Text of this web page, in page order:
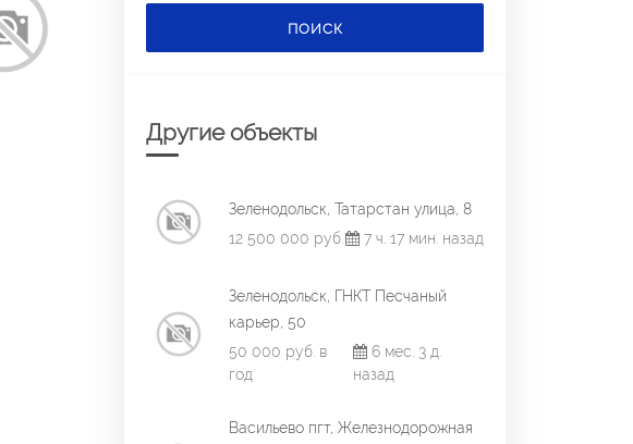
ПОИСК
Другие объекты
Зеленодольск, Татарстан улица, 8
12 500 000 руб.
7 ч. 17 мин. назад
Зеленодольск, ГНКТ Песчаный
карьер, 50
50 000 руб. в
год
6 мес. 3 д.
назад
Васильево пгт, Железнодорожная